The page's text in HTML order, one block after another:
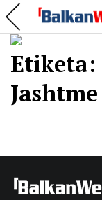
Etiketa:
Jashtme